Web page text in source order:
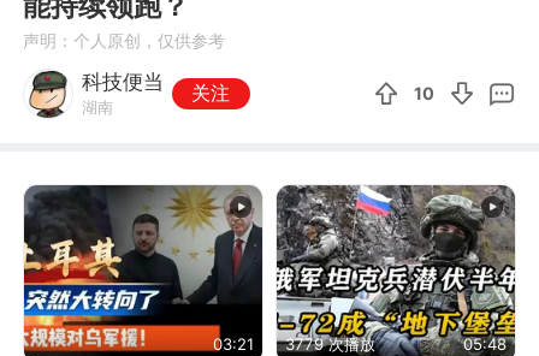
声明：个人原创，仅供参考
科技便当
湖南
关注 10
03:21 3779 次播放 05:48